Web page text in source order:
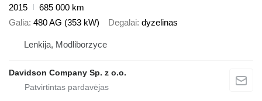
2015
685 000 km
Galia 480 AG (353 kW) Degalai dyzelinas
Lenkija, Modliborzyce
Davidson Company Sp. z o.o.